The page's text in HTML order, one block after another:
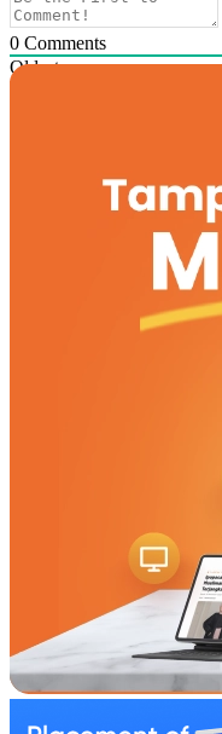
0 Comments
Oldest